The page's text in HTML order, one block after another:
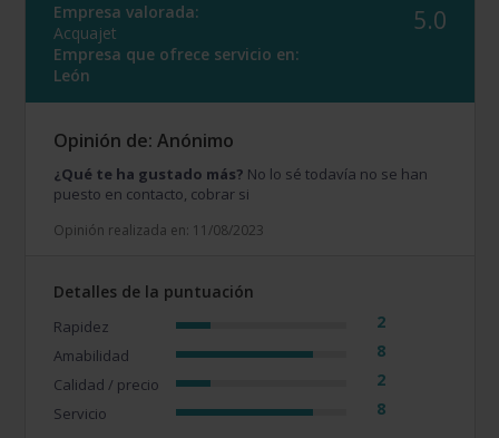
Empresa valorada:
Acquajet
Empresa que ofrece servicio en:
León
5.0
Opinión de: Anónimo
¿Qué te ha gustado más? No lo sé todavía no se han
puesto en contacto, cobrar si
Opinión realizada en: 11/08/2023
Detalles de la puntuación
Rapidez 2
Amabilidad 8
Calidad / precio 2
Servicio 8